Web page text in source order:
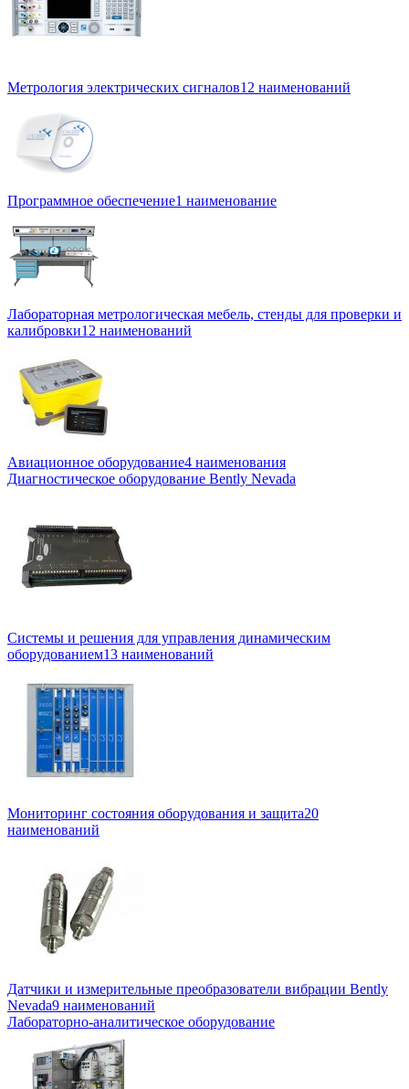
Метрология электрических сигналов12 наименований
Программное обеспечение1 наименование
Лабораторная метрологическая мебель, стенды для проверки и
калибровки12 наименований
Авиационное оборудование4 наименования
Диагностическое оборудование Bently Nevada
Системы и решения для управления динамическим
оборудованием13 наименований
Мониторинг состояния оборудования и защита20
наименований
Датчики и измерительные преобразователи вибрации Bently
Nevada9 наименований
Лабораторно-аналитическое оборудование